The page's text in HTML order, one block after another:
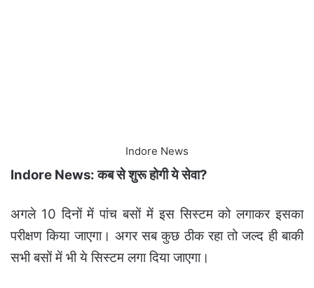
Indore News
Indore News: कब से शुरू होगी ये सेवा?
अगले 10 दिनों में पांच बसों में इस सिस्टम को लगाकर इसका
परीक्षण किया जाएगा। अगर सब कुछ ठीक रहा तो जल्द ही बाकी
सभी बसों में भी ये सिस्टम लगा दिया जाएगा।